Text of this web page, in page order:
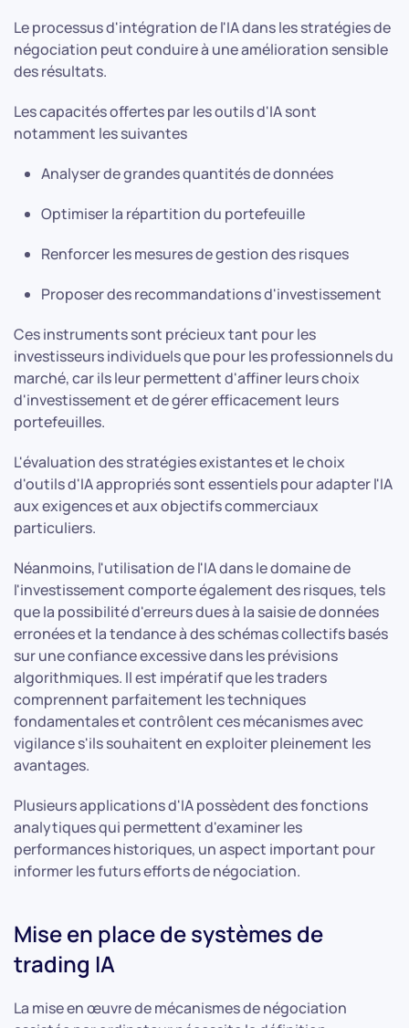
Le processus d'intégration de l'IA dans les stratégies de
négociation peut conduire à une amélioration sensible
des résultats.
Les capacités offertes par les outils d'IA sont
notamment les suivantes
Analyser de grandes quantités de données
Optimiser la répartition du portefeuille
Renforcer les mesures de gestion des risques
Proposer des recommandations d'investissement
Ces instruments sont précieux tant pour les
investisseurs individuels que pour les professionnels du
marché, car ils leur permettent d'affiner leurs choix
d'investissement et de gérer efficacement leurs
portefeuilles.
L'évaluation des stratégies existantes et le choix
d'outils d'IA appropriés sont essentiels pour adapter l'IA
aux exigences et aux objectifs commerciaux
particuliers.
Néanmoins, l'utilisation de l'IA dans le domaine de
l'investissement comporte également des risques, tels
que la possibilité d'erreurs dues à la saisie de données
erronées et la tendance à des schémas collectifs basés
sur une confiance excessive dans les prévisions
algorithmiques. Il est impératif que les traders
comprennent parfaitement les techniques
fondamentales et contrôlent ces mécanismes avec
vigilance s'ils souhaitent en exploiter pleinement les
avantages.
Plusieurs applications d'IA possèdent des fonctions
analytiques qui permettent d'examiner les
performances historiques, un aspect important pour
informer les futurs efforts de négociation.
Mise en place de systèmes de
trading IA
La mise en œuvre de mécanismes de négociation